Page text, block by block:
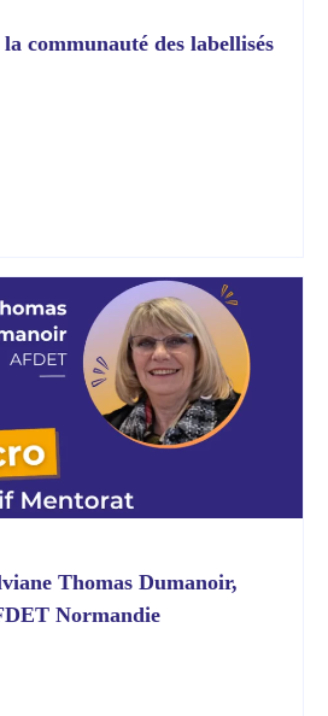
communauté des labellisés
Thomas Dumanoir,
Normandie